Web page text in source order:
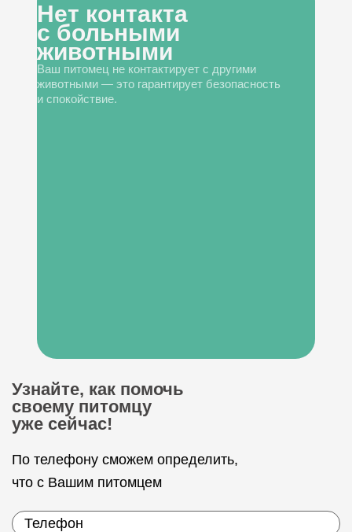
Нет контакта
с больными
животными
Ваш питомец не контактирует с другими
животными — это гарантирует безопасность
и спокойствие.
Узнайте, как помочь
своему питомцу
уже сейчас!
По телефону сможем определить,
что с Вашим питомцем